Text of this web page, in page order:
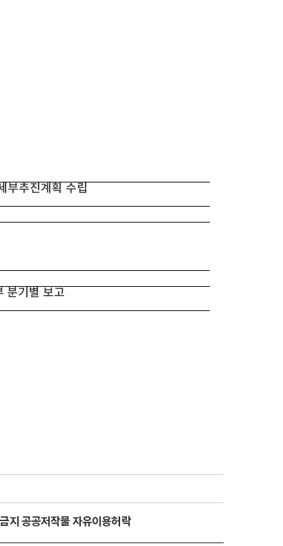
해생물(기생충) 구제
및 유해생물(
통합정보망 등록 및
지 공공저작물 자유이용허락